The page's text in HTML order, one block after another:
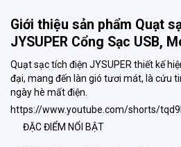
Giới thiệu sản phẩm Quạt
JYSUPER Cổng Sạc USB,
Quạt sạc tích điện JYSUPER thiết kế
đại, mang đến làn gió tươi mát, là cứu
ngày hè mất điện.
https://www.youtube.com/shorts/
ĐẶC ĐIỂM NỔI BẬT